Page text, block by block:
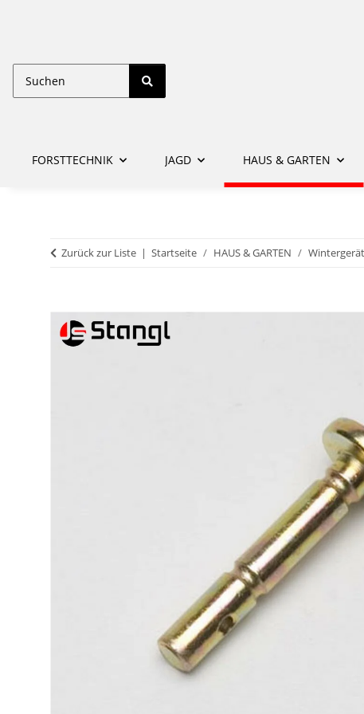
FORSTTECHNIK JAGD HAUS & GARTEN
Zurück zur Liste Startseite HAUS & GARTEN